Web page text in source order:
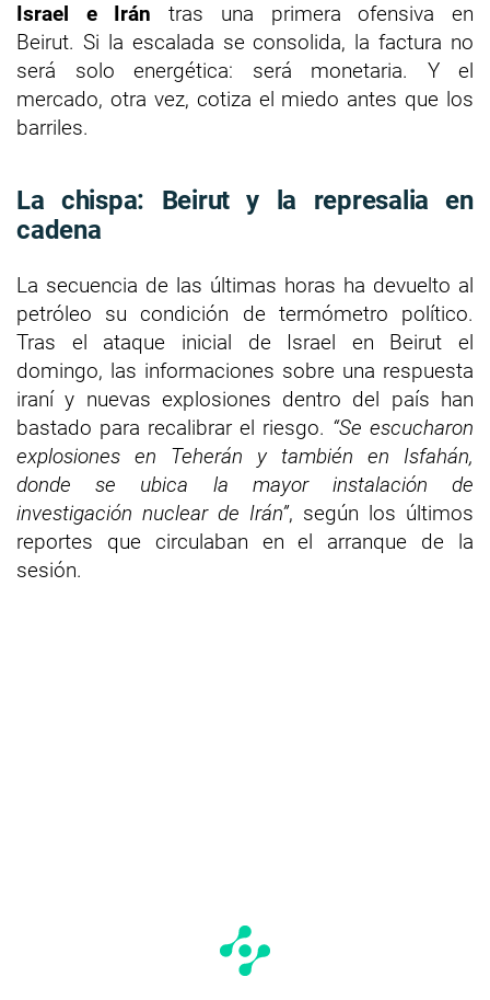
Israel e Irán tras una primera ofensiva en
Beirut. Si la escalada se consolida, la factura no
será solo energética: será monetaria. Y el
mercado, otra vez, cotiza el miedo antes que los
barriles.
La chispa: Beirut y la represalia en
cadena
La secuencia de las últimas horas ha devuelto al
petróleo su condición de termómetro político.
Tras el ataque inicial de Israel en Beirut el
domingo, las informaciones sobre una respuesta
iraní y nuevas explosiones dentro del país han
bastado para recalibrar el riesgo. “Se escucharon
explosiones en Teherán y también en Isfahán,
donde se ubica la mayor instalación de
investigación nuclear de Irán”, según los últimos
reportes que circulaban en el arranque de la
sesión.